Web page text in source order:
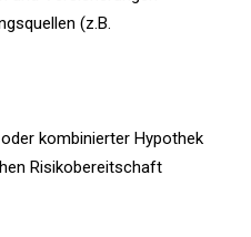
(z.B.
kombinierter Hypothek
Risikobereitschaft